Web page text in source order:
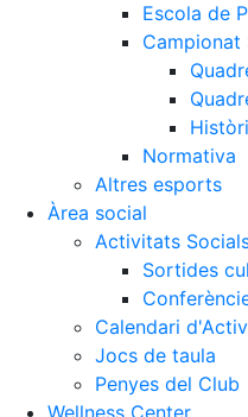
Escola de
Campionat
Normativa
Altres esports
Àrea social
Activitats
Sortides
Calendari
Jocs de taula
Penyes del Club
Wellness Center